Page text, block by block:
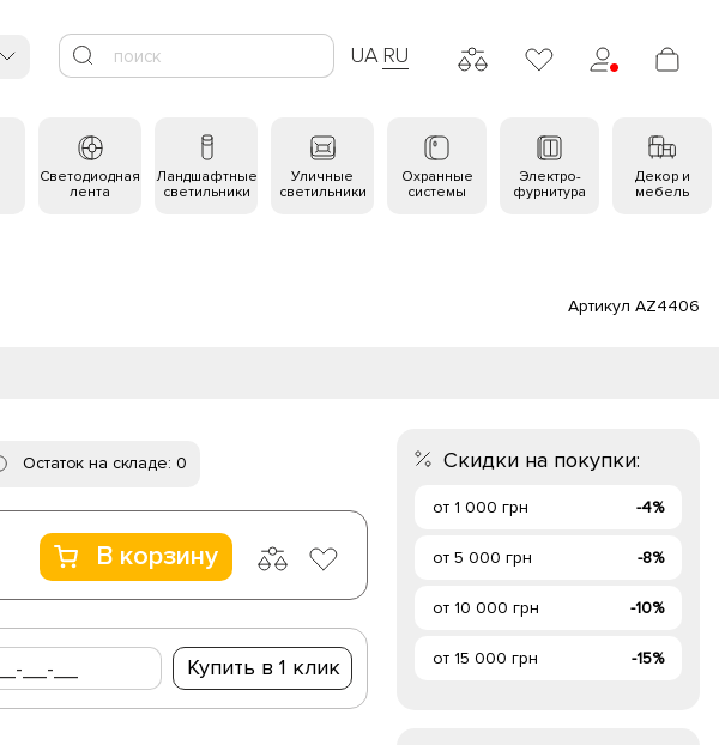
UA RU
Светодиодная
лента
Ландшафтные
светильники
Уличные
светильники
Охранные
системы
Электро-
фурнитура
Декор и
мебель
Артикул AZ4406
Остаток на складе: 0
В корзину
Купить в 1 клик
Скидки на покупки:
от 1 000 грн -4%
от 5 000 грн -8%
от 10 000 грн -10%
от 15 000 грн -15%